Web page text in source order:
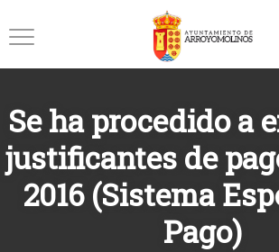
Se ha procedido a
justificantes de
2016 (Sistema
Pago)